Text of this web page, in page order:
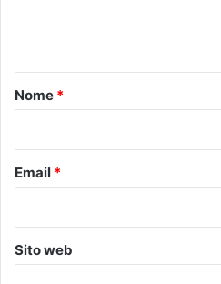
o
Nome *
Email *
Sito web